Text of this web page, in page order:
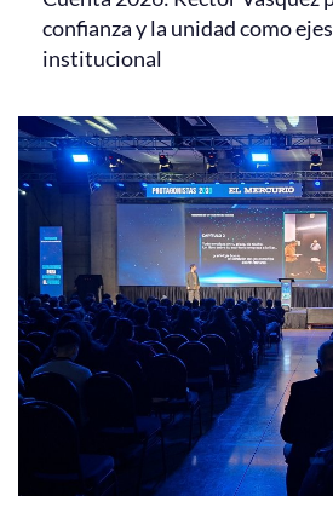
confianza y la unidad como
institucional